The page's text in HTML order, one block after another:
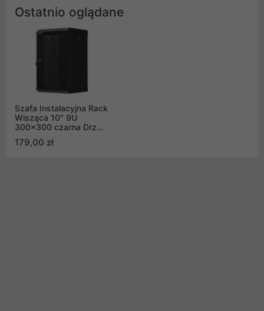
Ostatnio oglądane
Szafa Instalacyjna Rack
Wisząca 10" 9U
300x300 czarna Drzwi
przeszklone Lanberg
(Flat Pack)
179,00 zł